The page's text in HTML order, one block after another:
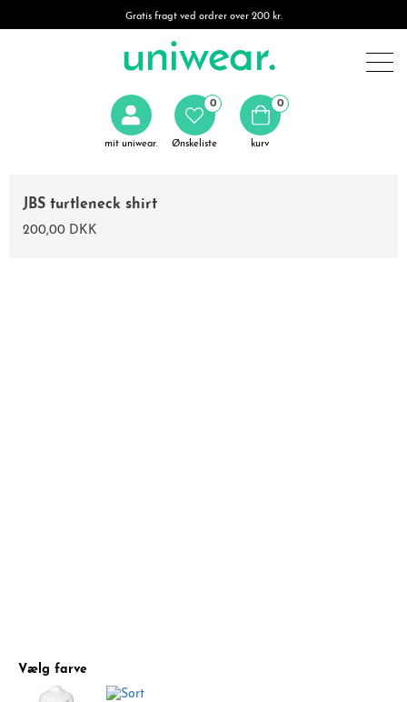
Gratis fragt ved ordrer over 200 kr.
mit uniwear. Ønskeliste
0 0
kurv
JBS turtleneck shirt
200,00 DKK
Vælg farve